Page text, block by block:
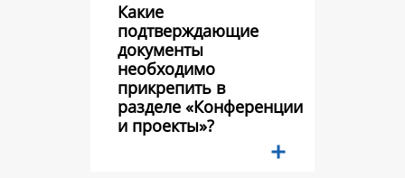
Какие
подтверждающие
документы
необходимо
прикрепить в
разделе «Конференции
и проекты»?